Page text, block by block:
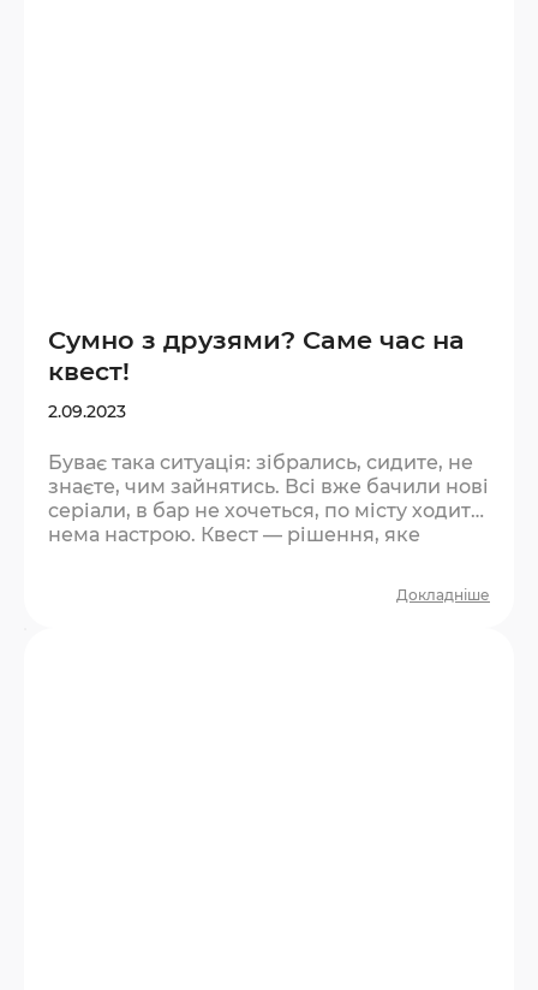
Сумно з друзями? Саме час на
квест!
2.09.2023
Буває така ситуація: зібрались, сидите, не
знаєте, чим зайнятись. Всі вже бачили нові
серіали, в бар не хочеться, по місту ходити
нема настрою. Квест — рішення, яке
треба нічого вигадувати — є місце, є час, є
Докладніше